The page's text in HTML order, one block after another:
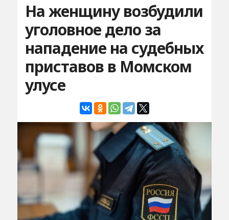
На женщину возбудили
уголовное дело за
нападение на судебных
приставов в Момском
улусе